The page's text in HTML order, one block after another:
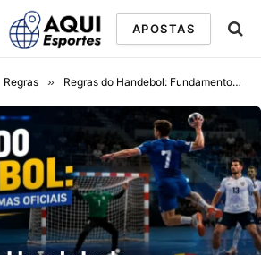
APOSTAS
Regras » Regras do Handebol: Fundamentos e Normas Oficiais